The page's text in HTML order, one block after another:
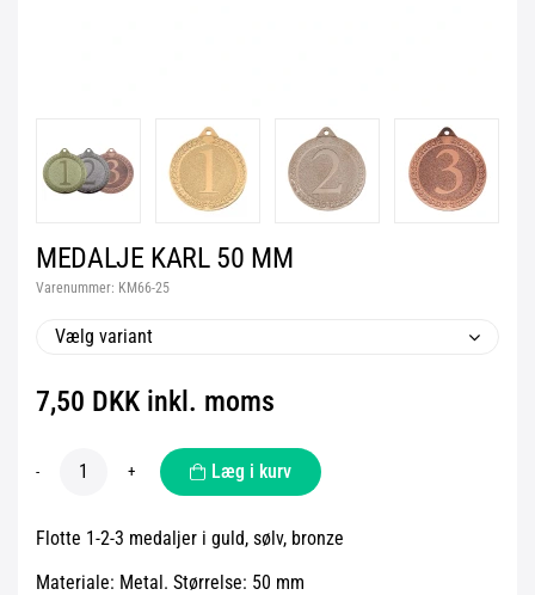
MEDALJE KARL 50 MM
Varenummer: KM66-25
Vælg variant
7,50 DKK inkl. moms
- + Læg i kurv
Flotte 1-2-3 medaljer i guld, sølv, bronze
Materiale: Metal. Størrelse: 50 mm